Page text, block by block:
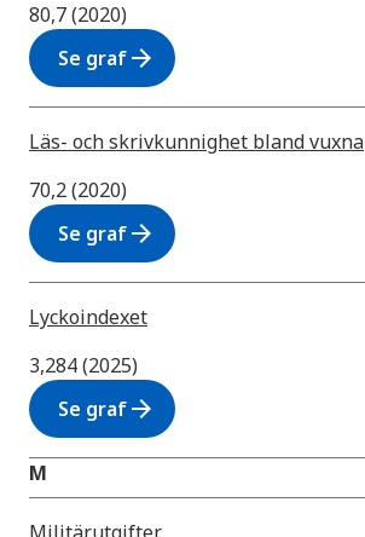
80,7 (2020)
Se grafarrow_forward
Läs- och skrivkunnighet bland vuxna
70,2 (2020)
Se grafarrow_forward
Lyckoindexet
3,284 (2025)
Se grafarrow_forward
M